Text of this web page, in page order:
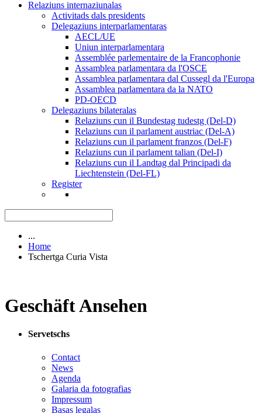
Relaziuns internaziunalas
Activitads dals presidents
Delegaziuns interparlamentaras
AECL/UE
Uniun interparlamentara
Assemblée parlementaire de la Francophonie
Assamblea parlamentara da l'OSCE
Assamblea parlamentara dal Cussegl da l'Europa
Assamblea parlamentara da la NATO
PD-OECD
Delegaziuns bilateralas
Relaziuns cun il Bundestag tudestg (Del-D)
Relaziuns cun il parlament austriac (Del-A)
Relaziuns cun il parlament franzos (Del-F)
Relaziuns cun il parlament talian (Del-I)
Relaziuns cun il Landtag dal Principadi da
Liechtenstein (Del-FL)
Register
...
Home
Tschertga Curia Vista
Geschäft Ansehen
Servetschs
Contact
News
Agenda
Galaria da fotografias
Impressum
Basas legalas